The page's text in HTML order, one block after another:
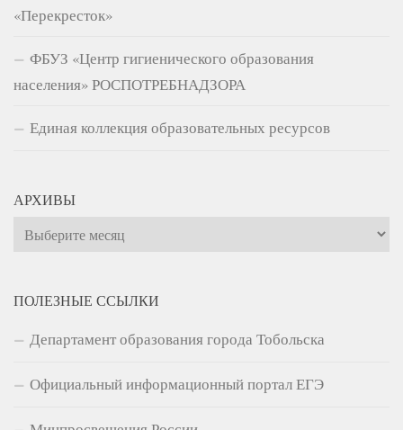
«Перекресток»
ФБУЗ «Центр гигиенического образования
населения» РОСПОТРЕБНАДЗОРА
Единая коллекция образовательных ресурсов
АРХИВЫ
Архивы
ПОЛЕЗНЫЕ ССЫЛКИ
Департамент образования города Тобольска
Официальный информационный портал ЕГЭ